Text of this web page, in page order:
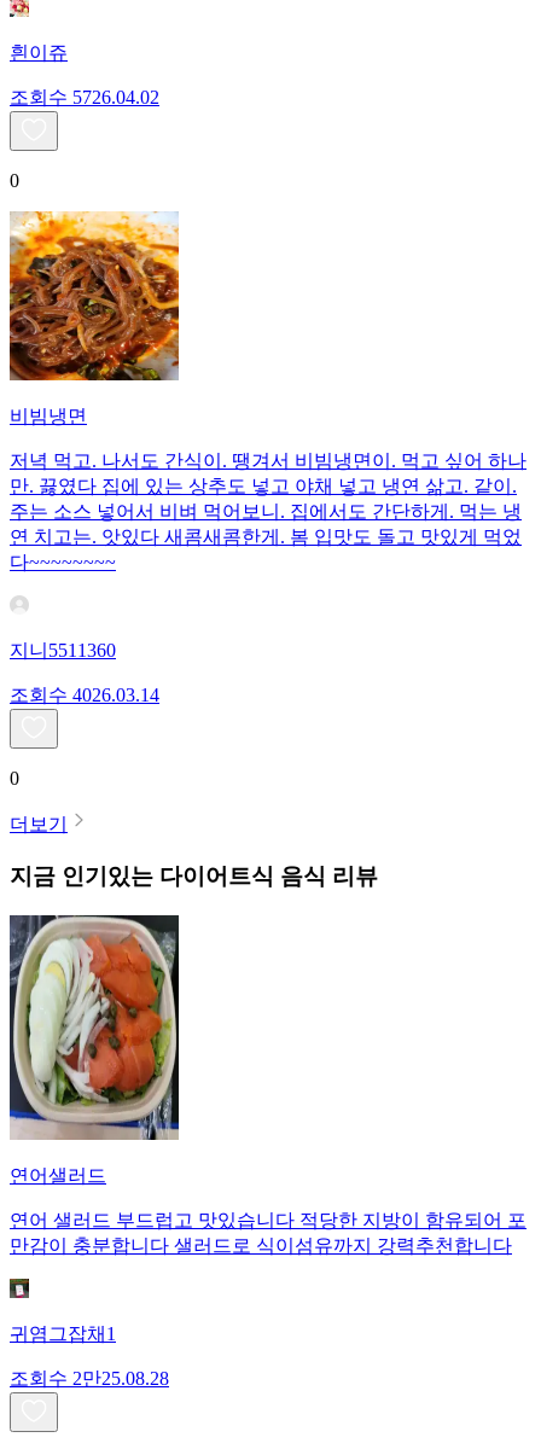
흰이쥬
조회수 5726.04.02
0
비빔냉면
저녁 먹고. 나서도 간식이. 땡겨서 비빔냉면이. 먹고 싶어 하나
만. 끓였다 집에 있는 상추도 넣고 야채 넣고 냉연 삶고. 같이.
주는 소스 넣어서 비벼 먹어보니. 집에서도 간단하게. 먹는 냉
연 치고는. 앗있다 새콤새콤한게. 봄 입맛도 돌고 맛있게 먹었
다~~~~~~~~
지니5511360
조회수 4026.03.14
0
더보기
지금 인기있는 다이어트식 음식 리뷰
연어샐러드
연어 샐러드 부드럽고 맛있습니다 적당한 지방이 함유되어 포
만감이 충분합니다 샐러드로 식이섬유까지 강력추천합니다
귀염그잡채1
조회수 2만25.08.28